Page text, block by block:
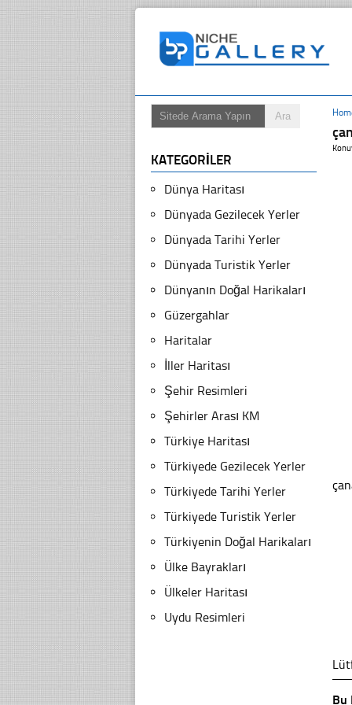
Bu
KATEGORILER
Dünya Haritası
Dünyada Gezilecek Yerler
Dünyada Tarihi Yerler
Dünyada Turistik Yerler
Dünyanın Doğal Harikaları
Güzergahlar
Haritalar
İller Haritası
Şehir Resimleri
Şehirler Arası KM
Türkiye Haritası
Türkiyede Gezilecek Yerler
Türkiyede Tarihi Yerler
Türkiyede Turistik Yerler
Türkiyenin Doğal Harikaları
Ülke Bayrakları
Ülkeler Haritası
Uydu Resimleri